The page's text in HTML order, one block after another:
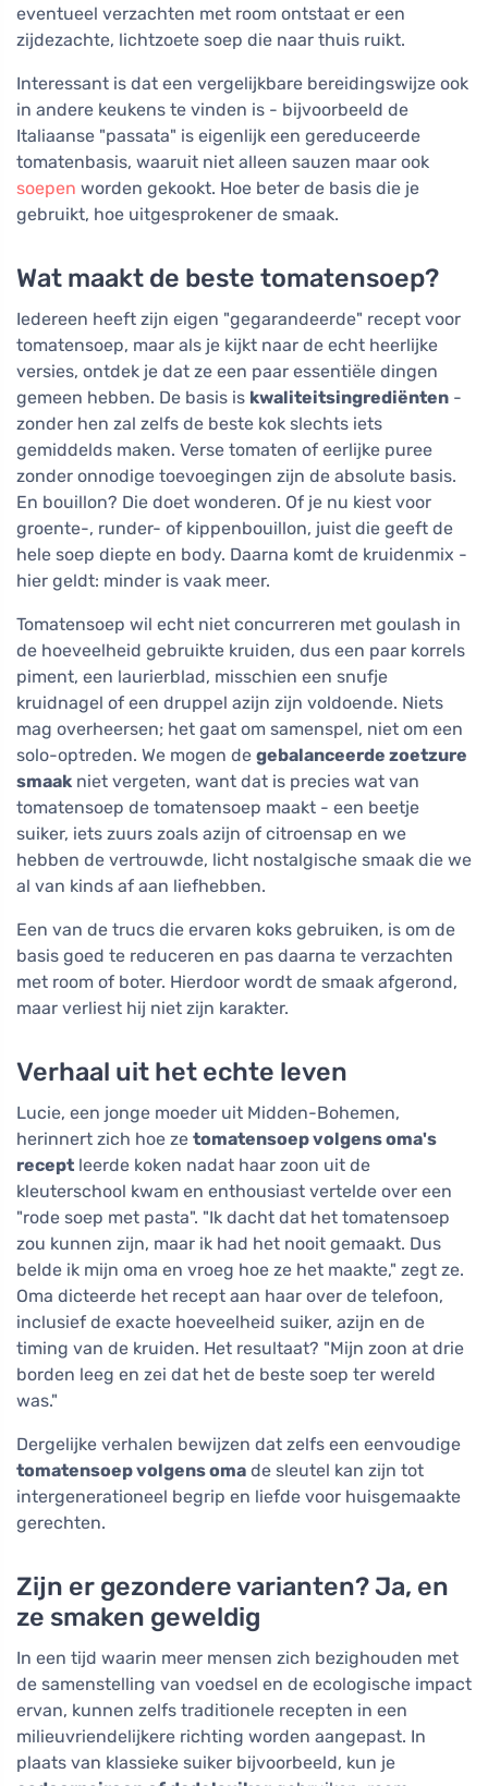
eventueel verzachten met room ontstaat er een
zijdezachte, lichtzoete soep die naar thuis ruikt.
Interessant is dat een vergelijkbare bereidingswijze ook
in andere keukens te vinden is - bijvoorbeeld de
Italiaanse "passata" is eigenlijk een gereduceerde
tomatenbasis, waaruit niet alleen sauzen maar ook
soepen worden gekookt. Hoe beter de basis die je
gebruikt, hoe uitgesprokener de smaak.
Wat maakt de beste tomatensoep?
Iedereen heeft zijn eigen "gegarandeerde" recept voor
tomatensoep, maar als je kijkt naar de echt heerlijke
versies, ontdek je dat ze een paar essentiële dingen
gemeen hebben. De basis is kwaliteitsingrediënten -
zonder hen zal zelfs de beste kok slechts iets
gemiddelds maken. Verse tomaten of eerlijke puree
zonder onnodige toevoegingen zijn de absolute basis.
En bouillon? Die doet wonderen. Of je nu kiest voor
groente-, runder- of kippenbouillon, juist die geeft de
hele soep diepte en body. Daarna komt de kruidenmix -
hier geldt: minder is vaak meer.
Tomatensoep wil echt niet concurreren met goulash in
de hoeveelheid gebruikte kruiden, dus een paar korrels
piment, een laurierblad, misschien een snufje
kruidnagel of een druppel azijn zijn voldoende. Niets
mag overheersen; het gaat om samenspel, niet om een
solo-optreden. We mogen de gebalanceerde zoetzure
smaak niet vergeten, want dat is precies wat van
tomatensoep de tomatensoep maakt - een beetje
suiker, iets zuurs zoals azijn of citroensap en we
hebben de vertrouwde, licht nostalgische smaak die we
al van kinds af aan liefhebben.
Een van de trucs die ervaren koks gebruiken, is om de
basis goed te reduceren en pas daarna te verzachten
met room of boter. Hierdoor wordt de smaak afgerond,
maar verliest hij niet zijn karakter.
Verhaal uit het echte leven
Lucie, een jonge moeder uit Midden-Bohemen,
herinnert zich hoe ze tomatensoep volgens oma's
recept leerde koken nadat haar zoon uit de
kleuterschool kwam en enthousiast vertelde over een
"rode soep met pasta". "Ik dacht dat het tomatensoep
zou kunnen zijn, maar ik had het nooit gemaakt. Dus
belde ik mijn oma en vroeg hoe ze het maakte," zegt ze.
Oma dicteerde het recept aan haar over de telefoon,
inclusief de exacte hoeveelheid suiker, azijn en de
timing van de kruiden. Het resultaat? "Mijn zoon at drie
borden leeg en zei dat het de beste soep ter wereld
was."
Dergelijke verhalen bewijzen dat zelfs een eenvoudige
tomatensoep volgens oma de sleutel kan zijn tot
intergenerationeel begrip en liefde voor huisgemaakte
gerechten.
Zijn er gezondere varianten? Ja, en
ze smaken geweldig
In een tijd waarin meer mensen zich bezighouden met
de samenstelling van voedsel en de ecologische impact
ervan, kunnen zelfs traditionele recepten in een
milieuvriendelijkere richting worden aangepast. In
plaats van klassieke suiker bijvoorbeeld, kun je